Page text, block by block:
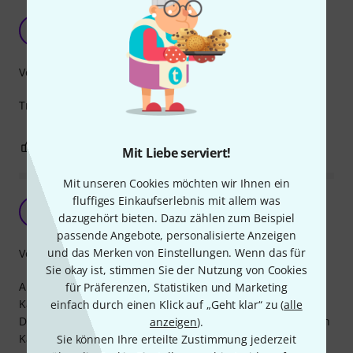
Mit Liebe serviert!
Mit unseren Cookies möchten wir Ihnen ein
fluffiges Einkaufserlebnis mit allem was
dazugehört bieten. Dazu zählen zum Beispiel
passende Angebote, personalisierte Anzeigen
und das Merken von Einstellungen. Wenn das für
Sie okay ist, stimmen Sie der Nutzung von Cookies
für Präferenzen, Statistiken und Marketing
einfach durch einen Klick auf „Geht klar“ zu (alle
anzeigen).
Sie können Ihre erteilte Zustimmung jederzeit
Preis - Leistung top
EhrMax 30.08.2021
Trägt schweren Molton Aktustik Vorhang ohne Probleme
Verarbeitung
BEWERTUNG MELDEN
super flexibel - und gleich zu sehen
Anonym 14.12.2022
Aufgrund der Länge gibt es keine Einschränkungen von
Kabeln, die damit zusammengehalten werden können.
Da sie weiß sind, kann mit einem schnellen Griff jeweils ein
Kabel gegriffen werden, wenn auch mehrere Kabel (die ja
Verarbeitung